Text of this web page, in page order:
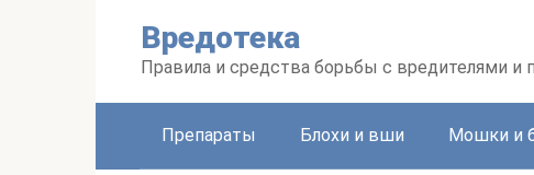
Вредотека
Правила и средства борьбы с вредителями и
Препараты Блохи и вши Мошки и